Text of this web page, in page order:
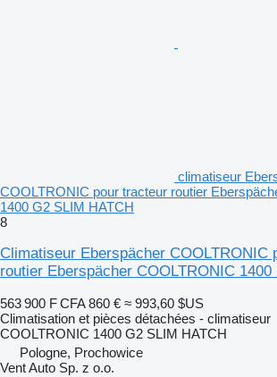
climatiseur
COOLTRONIC pour tracteur routier
1400 G2 SLIM HATCH
8
Climatiseur Eberspächer COOLTRONIC
routier Eberspächer COOLTRONIC 1400
563 900 F CFA 860 € ≈ 993,60 $US
Climatisation et pièces détachées - climatiseur
COOLTRONIC 1400 G2 SLIM HATCH
Pologne, Prochowice
Vent Auto Sp. z o.o.